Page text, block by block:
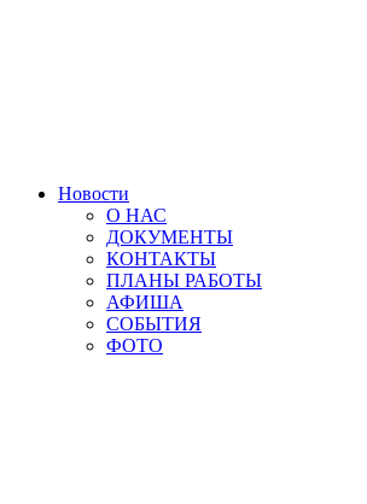
Новости
О НАС
ДОКУМЕНТЫ
КОНТАКТЫ
ПЛАНЫ РАБОТЫ
АФИША
СОБЫТИЯ
ФОТО